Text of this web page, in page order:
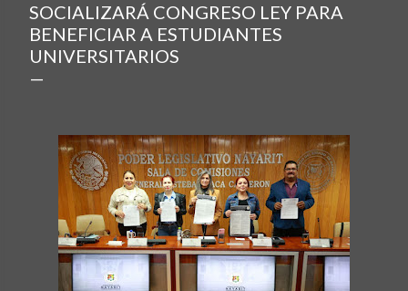
SOCIALIZARÁ CONGRESO LEY PARA
BENEFICIAR A ESTUDIANTES
UNIVERSITARIOS